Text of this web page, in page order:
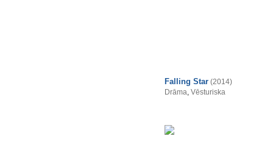
Falling Star (2014)
Drāma, Vēsturiska